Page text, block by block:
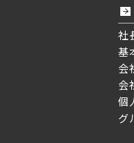
社
基
会
会
個
グ